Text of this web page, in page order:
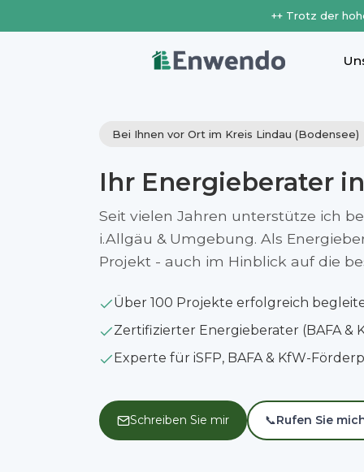
++ Trotz der
Bei Ihnen vor Ort im Kreis Lindau (Bodensee)
Ihr Energieberater
Seit vielen Jahren unterstütze ich
i.Allgäu & Umgebung. Als
Projekt - auch im Hinblick auf die
Über 100 Projekte erfolgreich
Zertifizierter Energieberater (BAFA &
Experte für iSFP, BAFA & KfW-
Schreiben Sie mir 📞Rufen Sie